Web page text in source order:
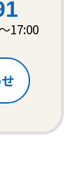
17:00